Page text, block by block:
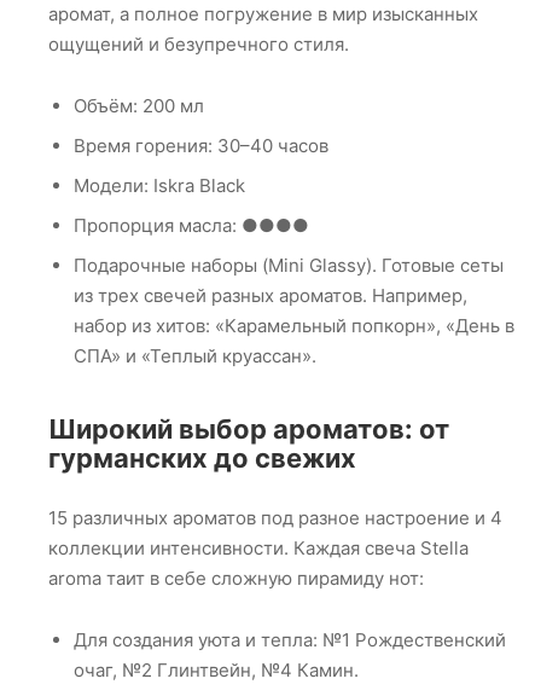
аромат, а полное погружение в мир изысканных
ощущений и безупречного стиля.
Объём: 200 мл
Время горения: 30–40 часов
Модели: Iskra Black
Пропорция масла: ●●●●
Подарочные наборы (Mini Glassy). Готовые сеты
из трех свечей разных ароматов. Например,
набор из хитов: «Карамельный попкорн», «День в
СПА» и «Теплый круассан».
Широкий выбор ароматов: от
гурманских до свежих
15 различных ароматов под разное настроение и 4
коллекции интенсивности. Каждая свеча Stella
aroma таит в себе сложную пирамиду нот:
Для создания уюта и тепла: №1 Рождественский
очаг, №2 Глинтвейн, №4 Камин.